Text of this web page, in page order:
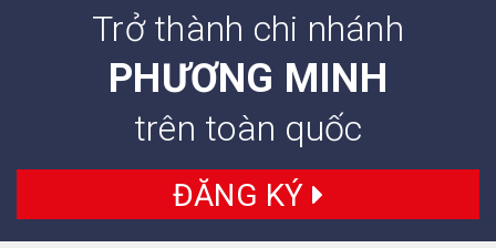
Trở thành chi nhánh
PHƯƠNG MINH
trên toàn quốc
ĐĂNG KÝ